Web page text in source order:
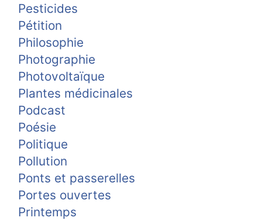
Pesticides
Pétition
Philosophie
Photographie
Photovoltaïque
Plantes médicinales
Podcast
Poésie
Politique
Pollution
Ponts et passerelles
Portes ouvertes
Printemps